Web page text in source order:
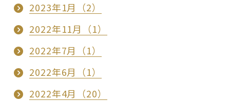
2023年1月（2）
2022年11月（1）
2022年7月（1）
2022年6月（1）
2022年4月（20）